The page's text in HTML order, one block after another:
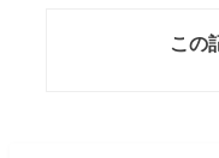
この